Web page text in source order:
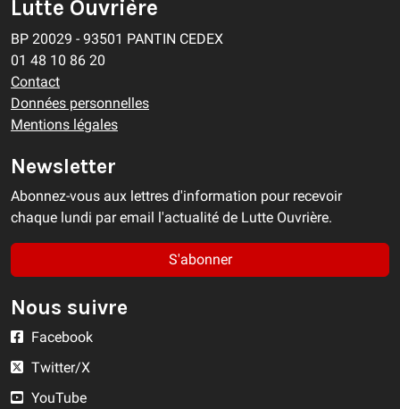
Lutte Ouvrière
BP 20029 - 93501 PANTIN CEDEX
01 48 10 86 20
Contact
Données personnelles
Mentions légales
Newsletter
Abonnez-vous aux lettres d'information pour recevoir
chaque lundi par email l'actualité de Lutte Ouvrière.
S'abonner
Nous suivre
Facebook
Twitter/X
YouTube